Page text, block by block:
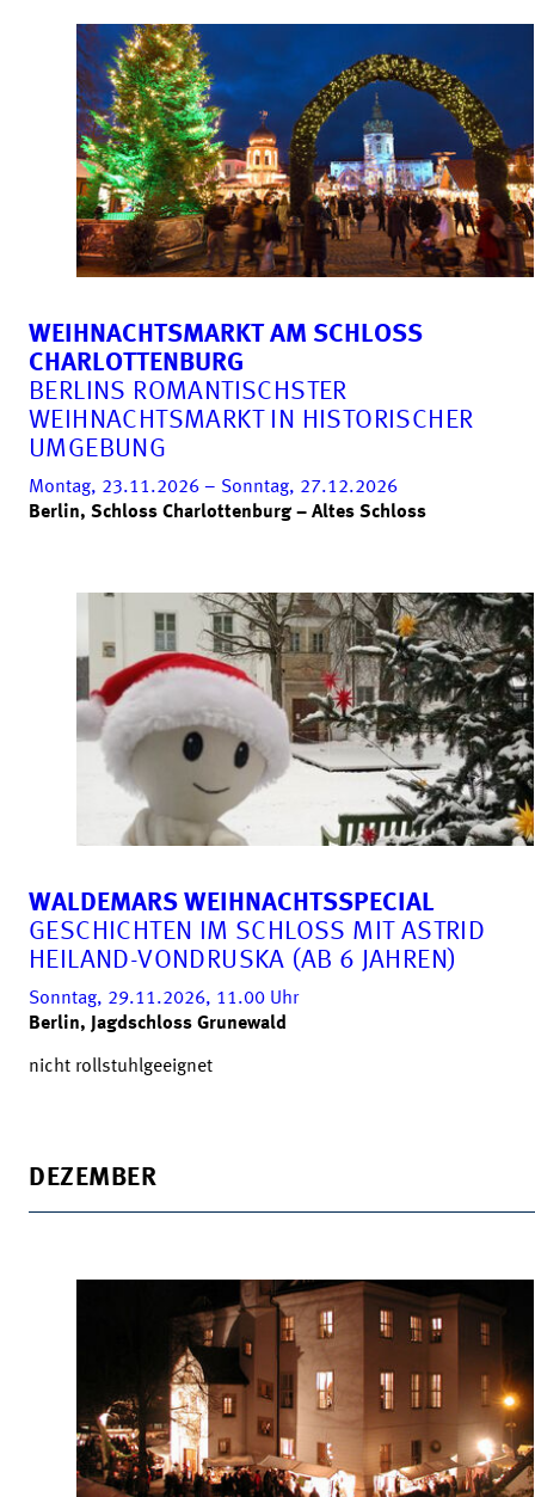
WEIHNACHTSMARKT AM SCHLOSS
CHARLOTTENBURG
BERLINS ROMANTISCHSTER
WEIHNACHTSMARKT IN HISTORISCHER
UMGEBUNG
Montag, 23.11.2026 – Sonntag, 27.12.2026
Berlin, Schloss Charlottenburg – Altes Schloss
WALDEMARS WEIHNACHTSSPECIAL
GESCHICHTEN IM SCHLOSS MIT ASTRID
HEILAND-VONDRUSKA (AB 6 JAHREN)
Sonntag, 29.11.2026, 11.00 Uhr
Berlin, Jagdschloss Grunewald
nicht rollstuhlgeeignet
DEZEMBER